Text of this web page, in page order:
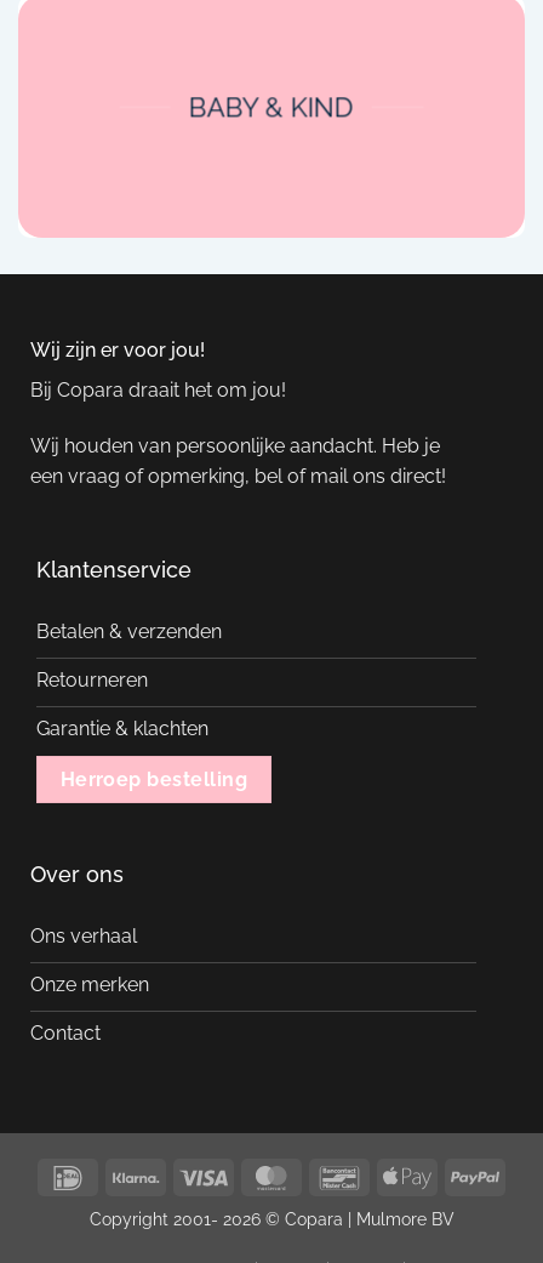
BABY & KIND
Wij zijn er voor jou!
Bij Copara draait het om jou!
Wij houden van persoonlijke aandacht. Heb je
een vraag of opmerking, bel of mail ons direct!
Klantenservice
Betalen & verzenden
Retourneren
Garantie & klachten
Herroep bestelling
Over ons
Ons verhaal
Onze merken
Contact
IDeal Klarna Visa MasterCardBancontactApple
Copyright 2001- 2026 © Copara | Mulmore BV